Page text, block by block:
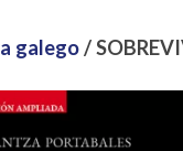
galego/